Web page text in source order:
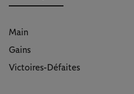
Main
Gains
Victoires-Défaites